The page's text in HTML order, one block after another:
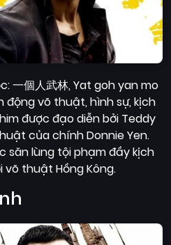
一個人武林, Yat goh yan mo
động võ thuật, hình sự, kịch
được đạo diễn bởi Teddy
của chính Donnie Yen.
săn lùng tội phạm đầy kịch
thuật Hồng Kông.